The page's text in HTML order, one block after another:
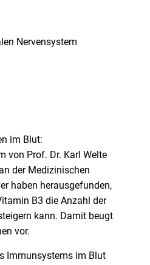
Nervensystem
im Blut:
von Prof. Dr. Karl Welte
der Medizinischen
haben herausgefunden,
B3 die Anzahl der
kann. Damit beugt
vor.
Immunsystems im Blut